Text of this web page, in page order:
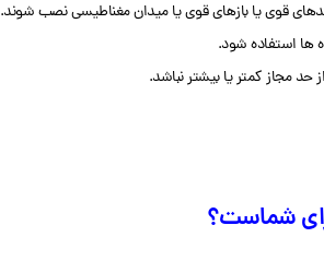
قوی یا بازهای قوی یا میدان مغناطیسی نصب شوند.
ها استفاده شود.
حد مجاز کمتر یا بیشتر نباشد.